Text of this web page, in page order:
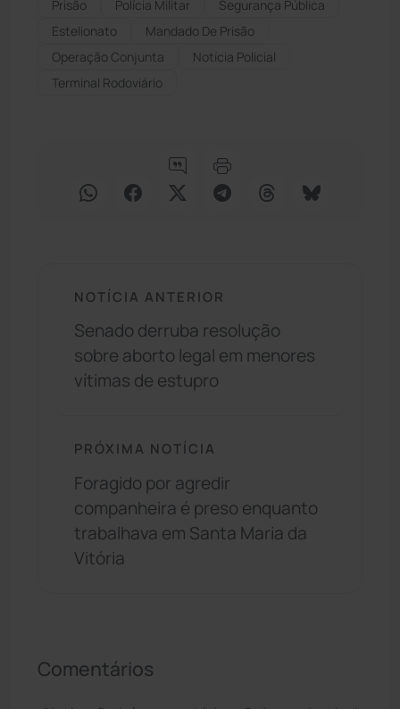
Prisão Polícia Militar
Segurança Pública
Estelionato
Mandado De Prisão
Operação Conjunta
Notícia Policial
Terminal Rodoviário
NOTÍCIA ANTERIOR
Senado derruba resolução
sobre aborto legal em menores
vítimas de estupro
PRÓXIMA NOTÍCIA
Foragido por agredir
companheira é preso enquanto
trabalhava em Santa Maria da
Vitória
Comentários